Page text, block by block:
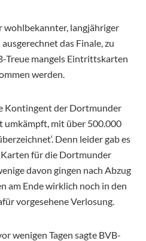
wohlbekannter, langjähriger
das Finale, zu
Treue mangels Eintrittskarten
werden.
Kontingent der Dortmunder
umkämpft, mit über 500.000
Denn leider gab es
Karten für die Dortmunder
davon gingen nach Abzug
am Ende wirklich noch in den
vorgesehene Verlosung.
wenigen Tagen sagte BVB-